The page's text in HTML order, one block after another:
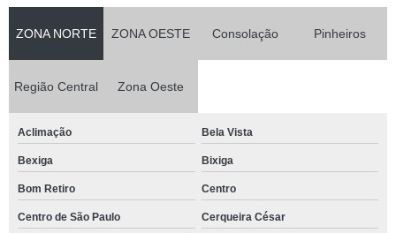
ZONA NORTE ZONA OESTE Consolação Pinheiros
Região Central Zona Oeste
Aclimação Bela Vista
Bexiga Bixiga
Bom Retiro Centro
Centro de São Paulo Cerqueira César